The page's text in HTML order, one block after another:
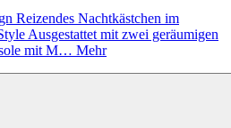
Reizendes Nachtkästchen im
Ausgestattet mit zwei geräumigen
mit M… Mehr